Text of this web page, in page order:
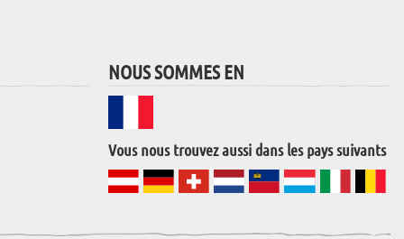
NOUS SOMMES EN
Vous nous trouvez aussi dans les pays suivants